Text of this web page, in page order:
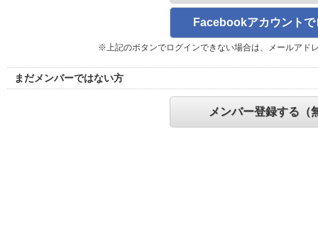
Facebookアカウントで
※上記のボタンでログインできない場合は、メールアド
まだメンバーではない方
メンバー登録する（